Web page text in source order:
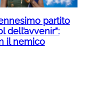
partito
dell’avvenir”:
il nemico